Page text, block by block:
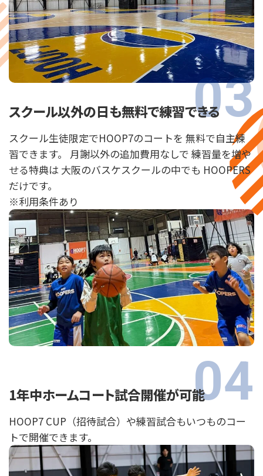
スクール以外の日も無料で練習できる
スクール生徒限定でHOOP7のコートを 無料で自主練
習できます。 月謝以外の追加費用なしで 練習量を増や
せる特典は 大阪のバスケスクールの中でも HOOPERS
だけです。
※利用条件あり
1年中ホームコート試合開催が可能
HOOP7 CUP（招待試合）や練習試合もいつものコー
トで開催できます。